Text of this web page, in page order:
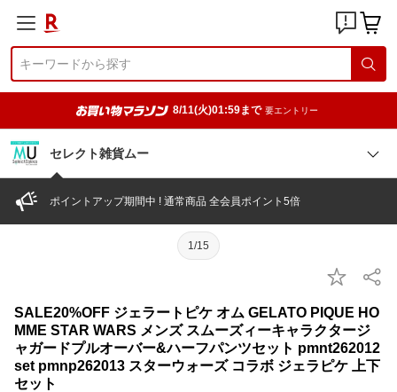
8/11(火)01:59まで 要エントリー
セレクト雑貨ムー
ポイントアップ期間中 ! 通常商品 全会員ポイント5倍
1/15
SALE20%OFF ジェラートピケ オム GELATO PIQUE HO
MME STAR WARS メンズ スムーズィーキャラクタージ
ャガードプルオーバー&ハーフパンツセット pmnt262012
set pmnp262013 スターウォーズ コラボ ジェラピケ 上下
セット